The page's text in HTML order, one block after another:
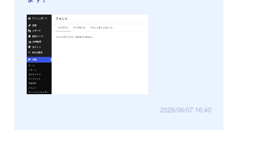
2026/06/07 16:40